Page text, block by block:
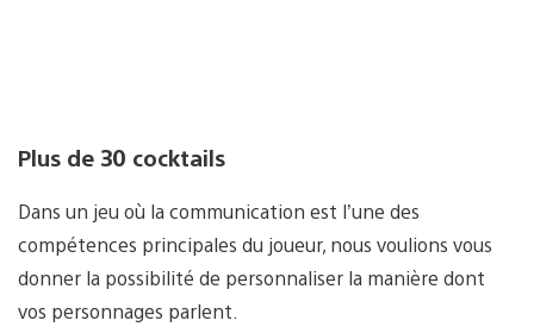
Plus de 30 cocktails
Dans un jeu où la communication est l’une des
compétences principales du joueur, nous voulions vous
donner la possibilité de personnaliser la manière dont
vos personnages parlent.